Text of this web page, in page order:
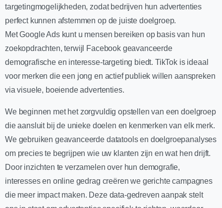
targetingmogelijkheden, zodat bedrijven hun advertenties
perfect kunnen afstemmen op de juiste doelgroep.
Met Google Ads kunt u mensen bereiken op basis van hun
zoekopdrachten, terwijl Facebook geavanceerde
demografische en interesse-targeting biedt. TikTok is ideaal
voor merken die een jong en actief publiek willen aanspreken
via visuele, boeiende advertenties.
We beginnen met het zorgvuldig opstellen van een doelgroep
die aansluit bij de unieke doelen en kenmerken van elk merk.
We gebruiken geavanceerde datatools en doelgroepanalyses
om precies te begrijpen wie uw klanten zijn en wat hen drijft.
Door inzichten te verzamelen over hun demografie,
interesses en online gedrag creëren we gerichte campagnes
die meer impact maken. Deze data-gedreven aanpak stelt